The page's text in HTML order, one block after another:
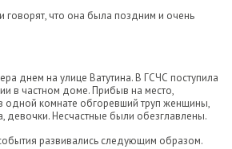
говорят, что она была поздним и очень
днем на улице Ватутина. В ГСЧС поступила
в частном доме. Прибыв на место,
комнате обгоревший труп женщины,
девочки. Несчастные были обезглавлены.
развивались следующим образом.